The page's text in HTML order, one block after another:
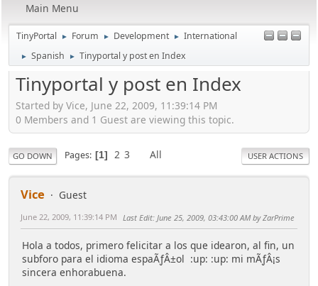
Main Menu
TinyPortal ► Forum ► Development ► International
► Spanish ► Tinyportal y post en Index
Tinyportal y post en Index
Started by Vice, June 22, 2009, 11:39:14 PM
0 Members and 1 Guest are viewing this topic.
GO DOWN Pages 1 2 3 All USER ACTIONS
Vice Guest
June 22, 2009, 11:39:14 PM Last Edit: June 25, 2009, 03:43:00 AM by ZarPrime
Hola a todos, primero felicitar a los que idearon, al fin, un
subforo para el idioma espaÃƒÂ±ol :up: :up: mi mÃƒÂ¡s
sincera enhorabuena.